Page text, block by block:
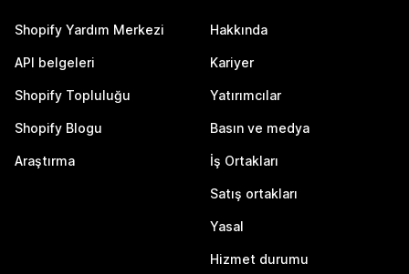
Shopify Yardım Merkezi
API belgeleri
Shopify Topluluğu
Shopify Blogu
Araştırma
Hakkında
Kariyer
Yatırımcılar
Basın ve medya
İş Ortakları
Satış ortakları
Yasal
Hizmet durumu